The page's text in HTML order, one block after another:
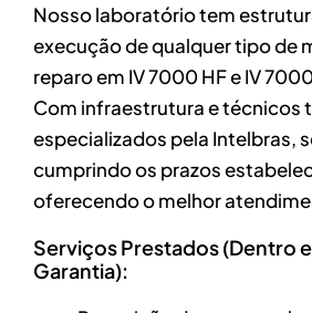
Nosso laboratório tem
execução de qualquer tipo de
reparo em IV 7000 HF e IV
Com infraestrutura e técnicos
especializados pela Intelbras,
cumprindo os prazos
oferecendo o melhor
Serviços Prestados (Dentro
Garantia):